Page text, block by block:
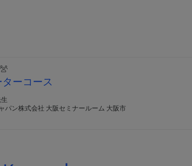
ーコース
パン株式会社 大阪セミナールーム 大阪市